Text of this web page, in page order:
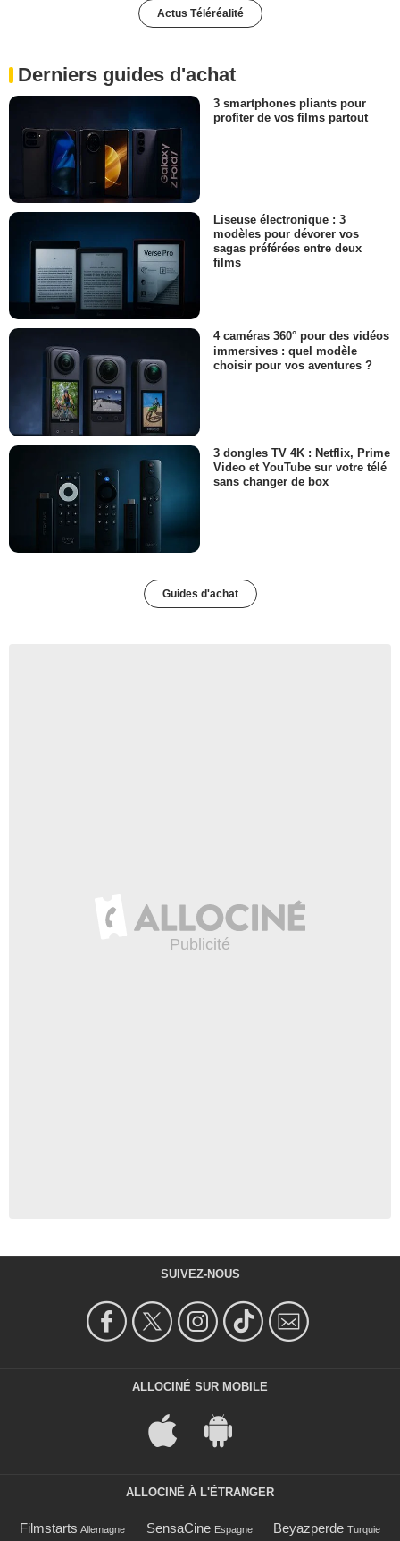
Actus Téléréalité
Derniers guides d'achat
3 smartphones pliants pour
profiter de vos films partout
Liseuse électronique : 3
modèles pour dévorer vos
sagas préférées entre deux
films
4 caméras 360° pour des vidéos
immersives : quel modèle
choisir pour vos aventures ?
3 dongles TV 4K : Netflix, Prime
Video et YouTube sur votre télé
sans changer de box
Guides d'achat
SUIVEZ-NOUS
ALLOCINÉ SUR MOBILE
ALLOCINÉ À L'ÉTRANGER
Filmstarts Allemagne SensaCine Espagne Beyazperde Turquie